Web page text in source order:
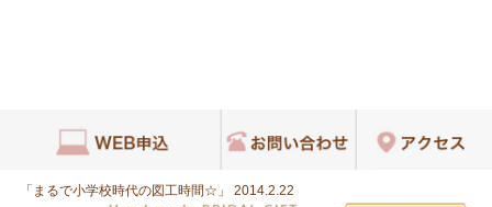
「まるで小学校時代の図工時間☆」 2014.2.22